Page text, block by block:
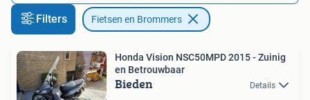
Filters Fietsen en Brommers
Honda Vision NSC50MPD 2015 - Zuinig
en Betrouwbaar
Bieden Details